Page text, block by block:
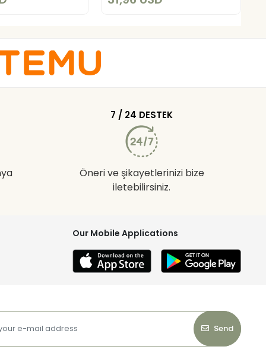
7 / 24 DESTEK
Öneri ve şikayetlerinizi bize
iletebilirsiniz.
Our Mobile Applications
Send